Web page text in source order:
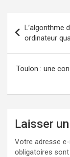
de
l’article
L’algorithme
ordinateur
Toulon : une
Laisser
Votre adresse
obligatoires